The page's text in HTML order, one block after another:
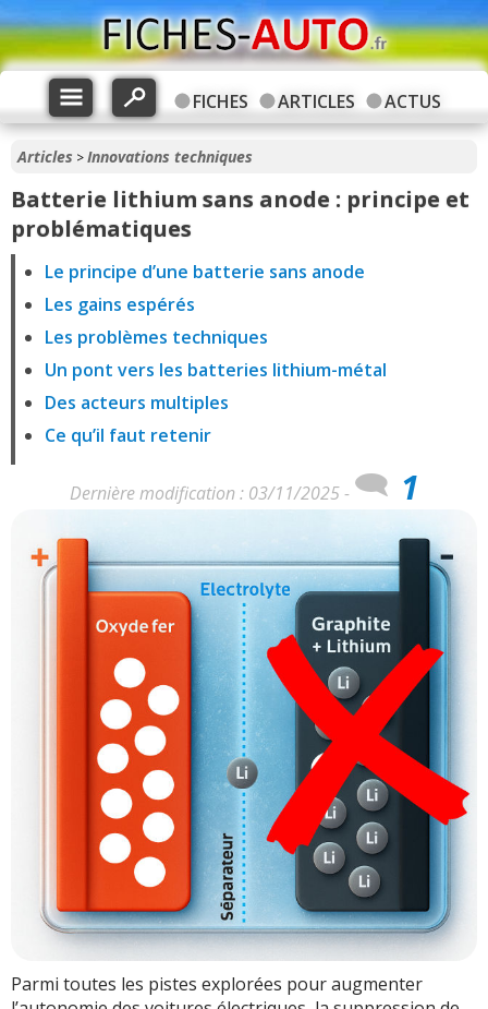
FICHES ARTICLES ACTUS
Articles >Innovations techniques
Batterie lithium sans anode : principe et
problématiques
Le principe d’une batterie sans anode
Les gains espérés
Les problèmes techniques
Un pont vers les batteries lithium-métal
Des acteurs multiples
Ce qu’il faut retenir
Dernière modification : 03/11/2025 - 1
Parmi toutes les pistes explorées pour augmenter